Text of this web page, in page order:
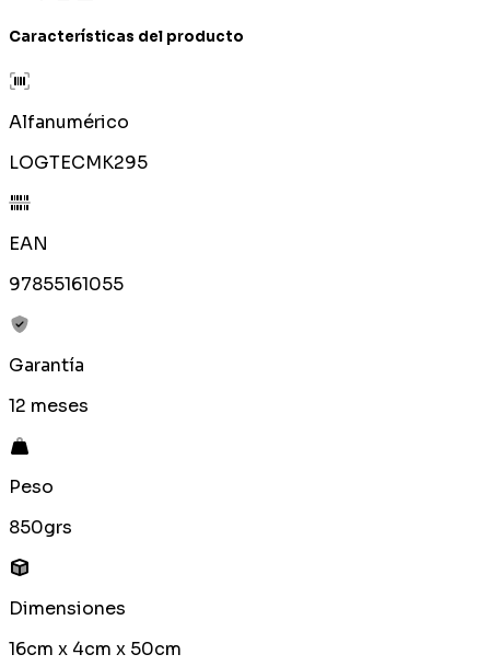
Características del producto
Alfanumérico
LOGTECMK295
EAN
97855161055
Garantía
12 meses
Peso
850grs
Dimensiones
16cm x 4cm x 50cm